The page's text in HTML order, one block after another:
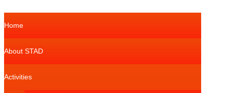
Home
About STAD
Activities